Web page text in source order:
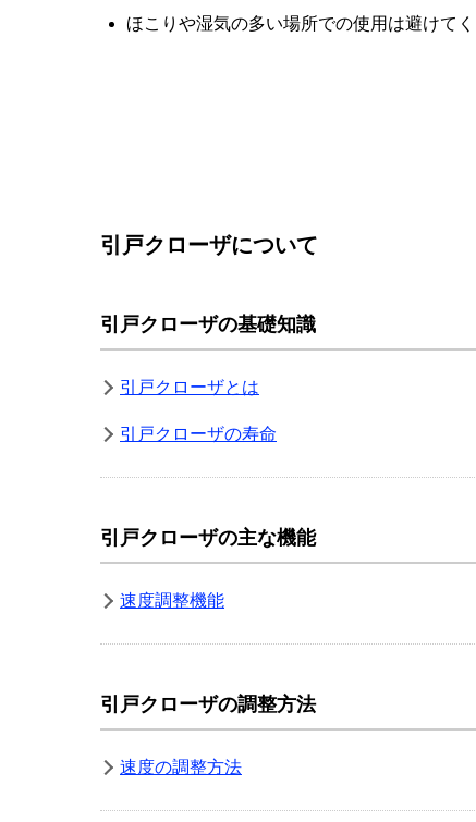
ほこりや湿気の多い場所での使用は避けてく
引戸クローザについて
引戸クローザの基礎知識
引戸クローザとは
引戸クローザの寿命
引戸クローザの主な機能
速度調整機能
引戸クローザの調整方法
速度の調整方法